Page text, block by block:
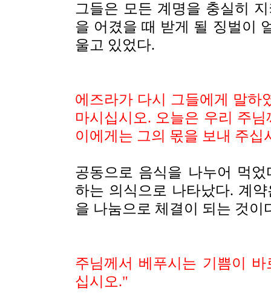
그들은 모든 계명을 충실히
을 어겼을 때 받게 될 징벌이
울고 있었다.
에즈라가 다시 그들에게 말하
마시십시오. 오늘은 우리 주
이에게는 그의 몫을 보내 주십
공동으로 음식을 나누어 먹
하는 의식으로 나타났다. 계
을 나눔으로 체결이 되는 것이
주님께서 베푸시는 기쁨이
십시오."